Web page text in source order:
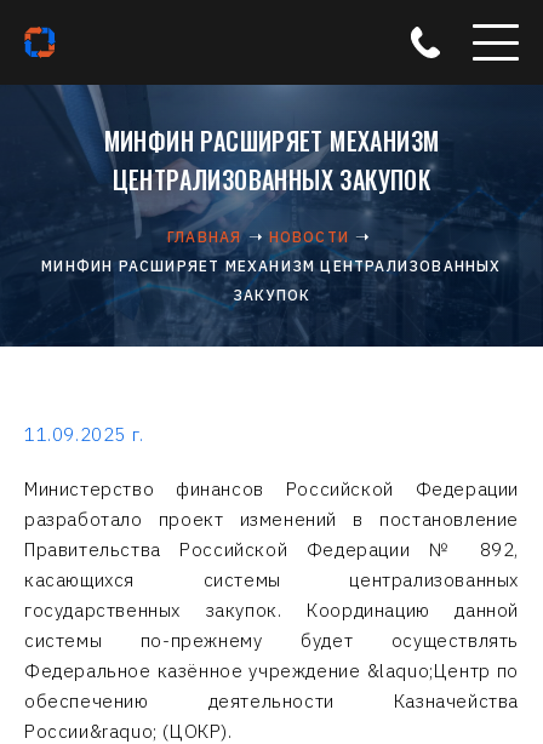
МИНФИН РАСШИРЯЕТ МЕХАНИЗМ
ЦЕНТРАЛИЗОВАННЫХ ЗАКУПОК
ГЛАВНАЯ
НОВОСТИ
МИНФИН РАСШИРЯЕТ МЕХАНИЗМ ЦЕНТРАЛИЗОВАННЫХ
ЗАКУПОК
11.09.2025 г.
Министерство финансов Российской Федерации
разработало проект изменений в постановление
Правительства Российской Федерации № 892,
касающихся системы централизованных
государственных закупок. Координацию данной
системы по-прежнему будет осуществлять
Федеральное казённое учреждение &laquo;Центр по
обеспечению деятельности Казначейства
России&raquo; (ЦОКР).